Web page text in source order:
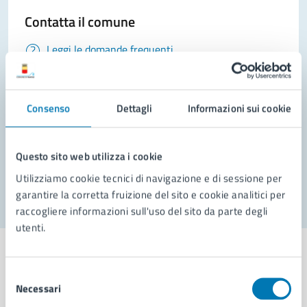
Consenso Dettagli Informazioni sui cookie
Questo sito web utilizza i cookie
Utilizziamo cookie tecnici di navigazione e di sessione per
garantire la corretta fruizione del sito e cookie analitici per
raccogliere informazioni sull'uso del sito da parte degli
utenti.
delNecessari
Contatta il comune
Leggi le domande frequenti
Prenota appuntamento